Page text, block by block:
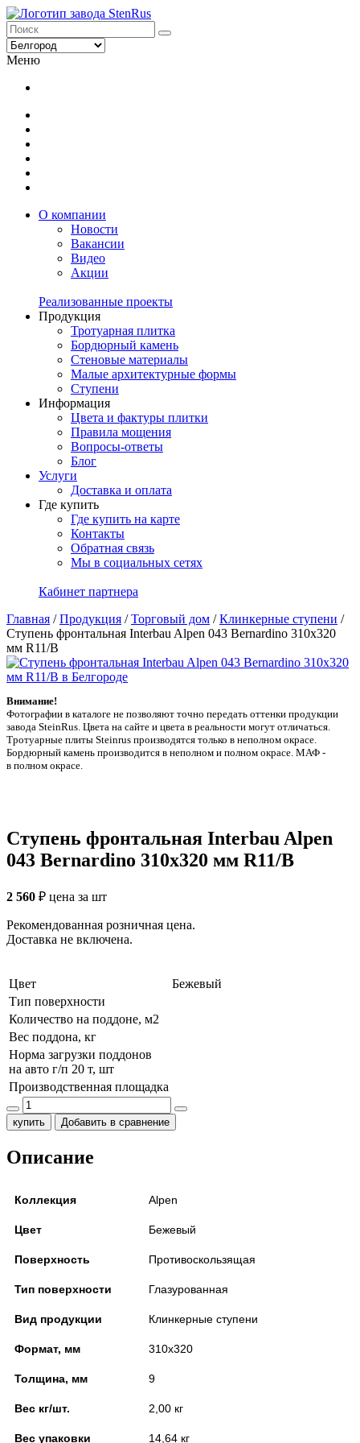
Меню
О компании
Новости
Вакансии
Видео
Акции
Реализованные проекты
Продукция
Тротуарная плитка
Бордюрный камень
Стеновые материалы
Малые архитектурные формы
Ступени
Информация
Цвета и фактуры плитки
Правила мощения
Вопросы-ответы
Блог
Услуги
Доставка и оплата
Где купить
Где купить на карте
Контакты
Обратная связь
Мы в социальных сетях
Кабинет партнера
Главная /Продукция /Торговый дом /Клинкерные ступени /
Ступень фронтальная Interbau Alpen 043 Bernardino 310x320
мм R11/B
Внимание!
Фотографии в каталоге не позволяют точно передать оттенки продукции
заводa SteinRus. Цвета на сайте и цвета в реальности могут отличаться.
Тротуарные плиты Steinrus производятся только в неполном окрасе.
Бордюрный камень производится в неполном и полном окрасе. МАФ -
в полном окрасе.
Ступень фронтальная Interbau Alpen
043 Bernardino 310x320 мм R11/B
2 560 ₽ цена за шт
Рекомендованная розничная цена.
Доставка не включена.
Цвет
Бежевый
Тип поверхности
Количество на поддоне, м2
Вес поддона, кг
Норма загрузки поддонов
на авто г/п 20 т, шт
Производственная площадка
купить Добавить в сравнение
Описание
Коллекция Alpen
Цвет Бежевый
Поверхность Противоскользящая
Тип поверхности Глазурованная
Вид продукции Клинкерные ступени
Формат, мм 310x320
Толщина, мм 9
Вес кг/шт. 2,00 кг
Вес упаковки 14,64 кг